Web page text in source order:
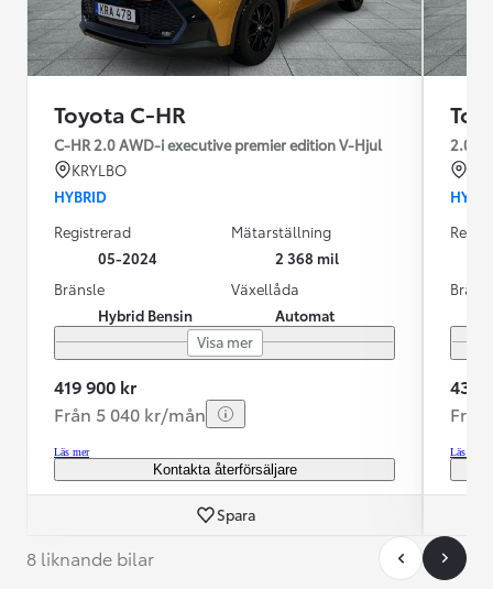
Toyota C-HR
C-HR 2.0 AWD-i executive premier edition V-Hjul
KRYLBO
HYBRID
Registrerad
05-2024
Mätarställning
2 368 mil
Bränsle
Hybrid Bensin
Växellåda
Automat
Visa mer
419 900 kr
Från 5 040 kr/mån
Läs mer
Kontakta återförsäljare
Spara
2.0
435
Läs mer
8 liknande bilar